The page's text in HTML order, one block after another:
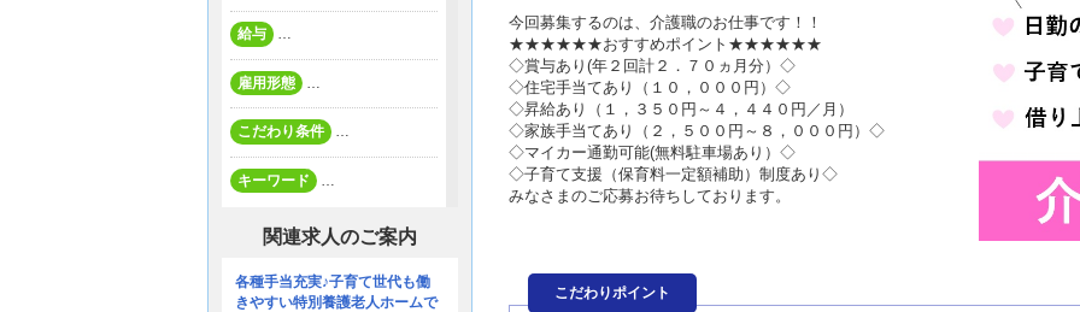
今回募集するのは、介護職のお仕事です！！
★★★★★★おすすめポイント★★★★★★
◇賞与あり(年２回計２．７０ヵ月分）◇
◇住宅手当てあり（１０，０００円）◇
◇昇給あり（１，３５０円～４，４４０円／月）
◇家族手当てあり（２，５００円～８，０００円）◇
◇マイカー通勤可能(無料駐車場あり）◇
◇子育て支援（保育料一定額補助）制度あり◇
みなさまのご応募お待ちしております。
こだわりポイント
給与 …
雇用形態
こだわり条件 …
キーワード
関連求人のご案内
各種手当充実♪子育て世代も働
きやすい特別養護老人ホームで